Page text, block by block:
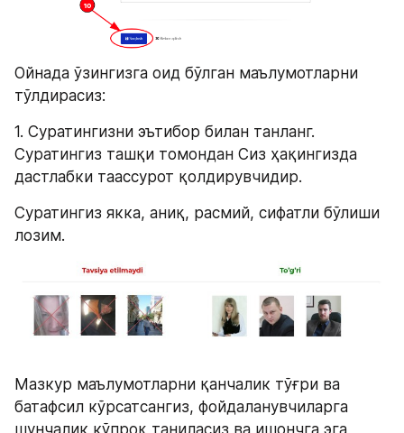
Ойнада ўзингизга оид бўлган маълумотларни
тўлдирасиз:
1. Суратингизни эътибор билан танланг.
Суратингиз ташқи томондан Сиз ҳақингизда
дастлабки таассурот қолдирувчидир.
Cуратингиз якка, аниқ, расмий, сифатли бўлиши
лозим.
Мазкур маълумотларни қанчалик тўғри ва
батафсил кўрсатсангиз, фойдаланувчиларга
шунчалик кўпроқ таниласиз ва ишончга эга